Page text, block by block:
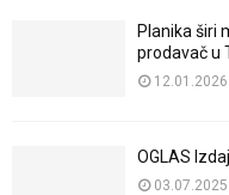
Planika širi
prodavač u
12.01.2026
OGLAS
03.07.2025